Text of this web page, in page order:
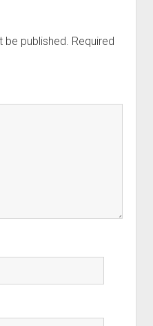
be published. Required